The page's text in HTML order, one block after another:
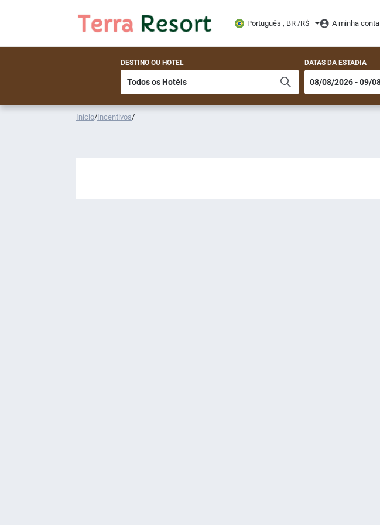
Português , BR /R$ A minha conta
DESTINO OU HOTEL DATAS DA ESTADIA
Início/Incentivos/